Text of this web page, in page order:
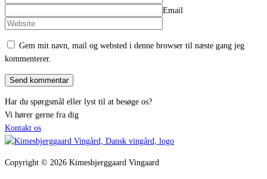
Email
Gem mit navn, mail og websted i denne browser til næste gang jeg
kommenterer.
Har du spørgsmål eller lyst til at besøge os?
Vi hører gerne fra dig
Kontakt os
Copyright © 2026 Kimesbjerggaard Vingaard